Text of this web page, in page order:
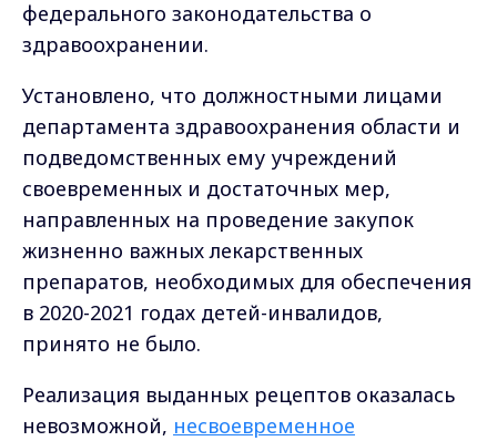
федерального законодательства о
здравоохранении.
Установлено, что должностными лицами
департамента здравоохранения области и
подведомственных ему учреждений
своевременных и достаточных мер,
направленных на проведение закупок
жизненно важных лекарственных
препаратов, необходимых для обеспечения
в 2020-2021 годах детей-инвалидов,
принято не было.
Реализация выданных рецептов оказалась
невозможной, несвоевременное